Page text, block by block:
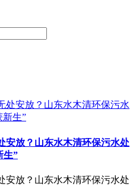
安放？山东水木清环保污水处
生”
安放？山东水木清环保污水处